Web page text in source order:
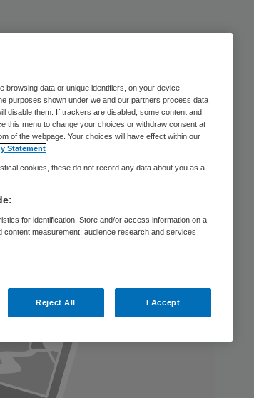
bij
data or unique identifiers, on your device.
purposes shown under we and our partners process data
disable them. If trackers are disabled, some content and
this menu to change your choices or withdraw consent at
of the webpage. Your choices will have effect within our
Statement
cookies, these do not record any data about you as a
for identification. Store and/or access information on a
measurement, audience research and services
Reject All I Accept